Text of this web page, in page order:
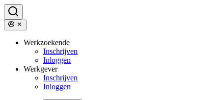
Werkzoekende
Inschrijven
Inloggen
Werkgever
Inschrijven
Inloggen